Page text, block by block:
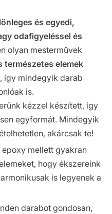
és egyedi,
odafigyeléssel és
olyan mesterművek
természetes elemek
, így mindegyik darab
is.
kézzel készített, így
egyformát. Mindegyik
akárcsak te!
epoxy mellett gyakran
hogy ékszereink
is legyenek a
darabot gondosan,